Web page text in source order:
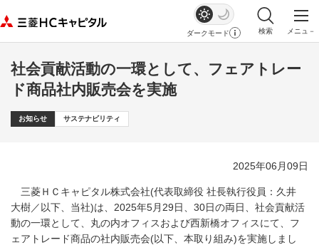
ダークモード
検索
メニュ－
社会貢献活動の一環として、フェアトレー
ド商品社内販売会を実施
お知らせ サステナビリティ
2025年06月09日
三菱ＨＣキャピタル株式会社(代表取締役 社長執行役員：久井
大樹／以下、当社)は、2025年5月29日、30日の両日、社会貢献活
動の一環として、丸の内オフィスおよび西新橋オフィスにて、フ
ェアトレード商品の社内販売会(以下、本取り組み)を実施しまし